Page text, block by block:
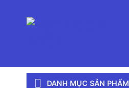
DANH MỤC SẢN PHẨM